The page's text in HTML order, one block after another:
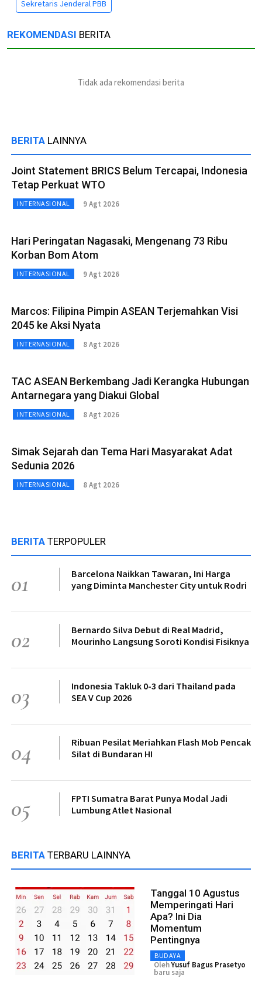
Sekretaris Jenderal PBB
REKOMENDASI BERITA
Tidak ada rekomendasi berita
BERITA LAINNYA
Joint Statement BRICS Belum Tercapai, Indonesia
Tetap Perkuat WTO
INTERNASIONAL 9 Agt 2026
Hari Peringatan Nagasaki, Mengenang 73 Ribu
Korban Bom Atom
INTERNASIONAL 9 Agt 2026
Marcos: Filipina Pimpin ASEAN Terjemahkan Visi
2045 ke Aksi Nyata
INTERNASIONAL 8 Agt 2026
TAC ASEAN Berkembang Jadi Kerangka Hubungan
Antarnegara yang Diakui Global
INTERNASIONAL 8 Agt 2026
Simak Sejarah dan Tema Hari Masyarakat Adat
Sedunia 2026
INTERNASIONAL 8 Agt 2026
BERITA TERPOPULER
01
Barcelona Naikkan Tawaran, Ini Harga
yang Diminta Manchester City untuk Rodri
02
Bernardo Silva Debut di Real Madrid,
Mourinho Langsung Soroti Kondisi Fisiknya
03
Indonesia Takluk 0-3 dari Thailand pada
SEA V Cup 2026
04
Ribuan Pesilat Meriahkan Flash Mob Pencak
Silat di Bundaran HI
05
FPTI Sumatra Barat Punya Modal Jadi
Lumbung Atlet Nasional
BERITA TERBARU LAINNYA
Tanggal 10 Agustus
Memperingati Hari
Apa? Ini Dia
Momentum
Pentingnya
BUDAYA
OlehYusuf Bagus Prasetyo
baru saja